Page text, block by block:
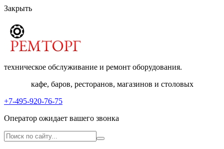
Закрыть
техническое обслуживание и ремонт оборудования.
кафе, баров, ресторанов, магазинов и столовых
+7-495-920-76-75
Оператор ожидает вашего звонка